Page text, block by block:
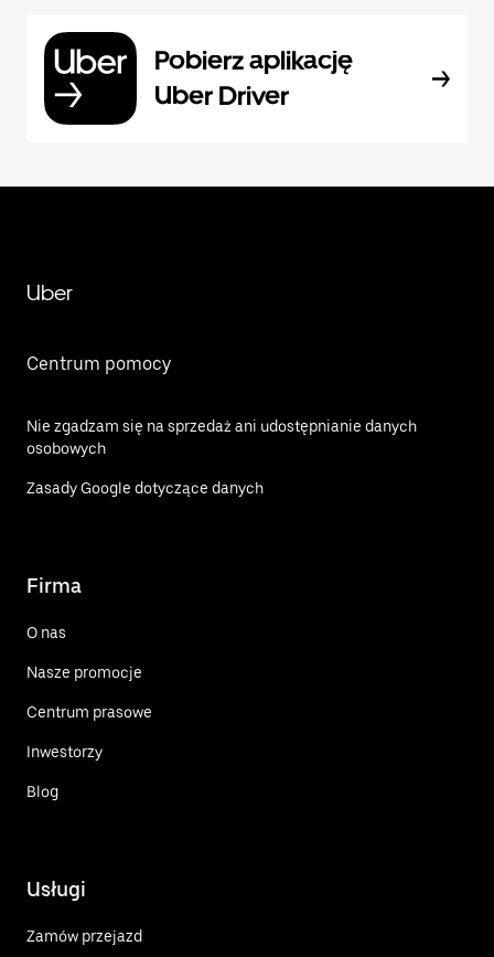
Pobierz aplikację
Uber Driver
Uber
Centrum pomocy
Nie zgadzam się na sprzedaż ani udostępnianie danych
osobowych
Zasady Google dotyczące danych
Firma
O nas
Nasze promocje
Centrum prasowe
Inwestorzy
Blog
Usługi
Zamów przejazd